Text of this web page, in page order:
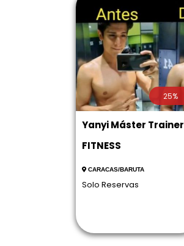
25%
Yanyi Máster Trainer
FITNESS
CARACAS/BARUTA
Solo Reservas